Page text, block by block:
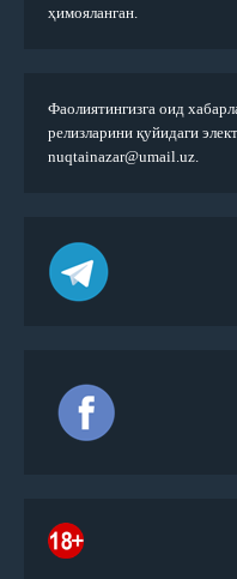
ҳимояланган.
Фаолиятингизга оид
релизларини қуйидаги
nuqtainazar@umail.uz.